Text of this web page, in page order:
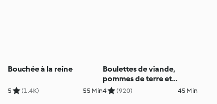
Bouchée à la reine
5 (1.4K) 55 Min
Boulettes de viande,
pommes de terre et
poivrons à la sauce
4 (920) 45 Min